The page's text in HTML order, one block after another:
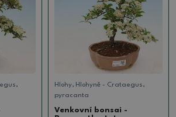
Hlohy, Hlohyně - Crataegus,
pyracanta
Venkovní bonsai -